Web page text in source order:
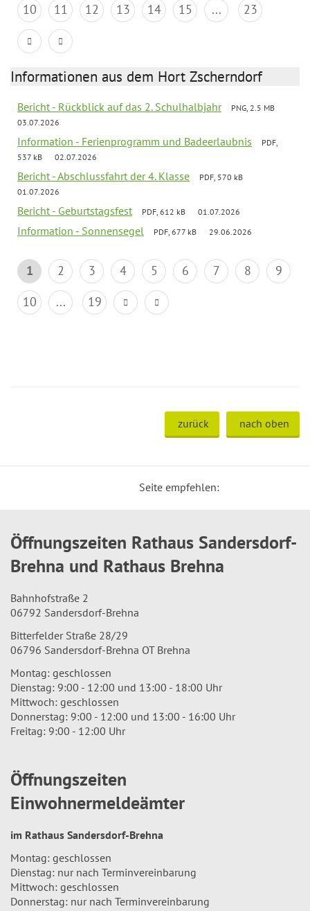
10
11 12 13 14 15 ... 23
Informationen aus dem Hort Zscherndorf
Bericht - Rückblick auf das 2. Schulhalbjahr
PNG, 2.5 MB
03.07.2026
Information - Ferienprogramm und Badeerlaubnis
PDF,
537 kB
02.07.2026
Bericht - Abschlussfahrt der 4. Klasse
PDF, 570 kB
01.07.2026
Bericht - Geburtstagsfest PDF, 612 kB 01.07.2026
Information - Sonnensegel PDF, 677 kB 29.06.2026
1 2 3 4 5 6 7 8
9
10
... 19
zurück nach oben
Seite empfehlen:
Öffnungszeiten Rathaus Sandersdorf-
Brehna und Rathaus Brehna
Bahnhofstraße 2
06792 Sandersdorf-Brehna
Bitterfelder Straße 28/29
06796 Sandersdorf-Brehna OT Brehna
Montag: geschlossen
Dienstag: 9:00 - 12:00 und 13:00 - 18:00 Uhr
Mittwoch: geschlossen
Donnerstag: 9:00 - 12:00 und 13:00 - 16:00 Uhr
Freitag: 9:00 - 12:00 Uhr
Öffnungszeiten
Einwohnermeldeämter
im Rathaus Sandersdorf-Brehna
Montag: geschlossen
Dienstag: nur nach Terminvereinbarung
Mittwoch: geschlossen
Donnerstag: nur nach Terminvereinbarung